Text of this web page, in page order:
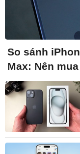
So sánh
Max: Nên